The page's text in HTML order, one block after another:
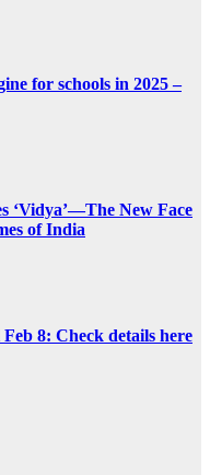
for schools in 2025 –
‘Vidya’—The New Face
of India
8: Check details here